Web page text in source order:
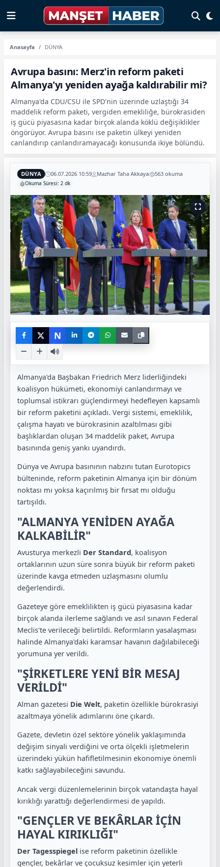
Anasayfa DÜNYA
Avrupa basını: Merz'in reform paketi
Almanya'yı yeniden ayağa kaldırabilir mi?
Almanya'da CDU/CSU ile SPD'nin üzerinde uzlaştığı 34
maddelik reform paketi, vergiden emekliliğe, bürokrasiden
iş gücü piyasasına kadar birçok alanda köklü değişiklikler
öngörüyor. Avrupa basını ise paketin ülkeyi yeniden
canlandırıp canlandıramayacağı konusunda ikiye bölündü.
DÜNYA 06.07.2026 10:59 Mazhar Taha Akkaya 563 okuma
Okuma Süresi: 2 dk
N
Almanya'da Başbakan Friedrich Merz liderliğindeki
koalisyon hükümeti, ekonomiyi canlandırmayı ve
toplumsal istikrarı güçlendirmeyi hedefleyen kapsamlı
bir reform paketini açıkladı. Vergi sistemi, emeklilik,
çalışma hayatı ve bürokrasinin azaltılması gibi
başlıklardan oluşan 34 maddelik paket, Avrupa
basınında geniş yankı uyandırdı.
Dünya ve Avrupa basınının nabzını tutan Eurotopics
bülteninde, reform paketinin Almanya için bir dönüm
noktası mı yoksa kaçırılmış bir fırsat mı olduğu
tartışıldı.
"ALMANYA YENİDEN AYAĞA
KALKABİLİR"
Avusturya merkezli Der Standard, koalisyon
ortaklarının uzun süre sonra büyük bir reform paketi
üzerinde kavga etmeden uzlaşmasını olumlu
değerlendirdi.
Gazeteye göre emeklilikten iş gücü piyasasına kadar
birçok alanda ilerleme sağlandı ve asıl sınavın Federal
Meclis'te verileceği belirtildi. Reformların yasalaşması
halinde Almanya'daki karamsar havanın dağılabileceği
yorumuna yer verildi.
"ŞİRKETLERE YENİ BİR MESAJ
VERİLDİ"
Alman gazetesi Die Welt, paketin özellikle bürokrasiyi
azaltmaya yönelik adımlarını öne çıkardı.
Gazete, devletin özel sektöre yönelik yaklaşımında
değişim sinyali verdiğini ve orta ölçekli işletmelerin
üzerindeki yükün hafifletilmesinin ekonomiye önemli
katkı sağlayabileceğini savundu.
Ancak vergi düzenlemelerinin birçok vatandaşta hayal
kırıklığı yarattığı değerlendirmesi de yapıldı.
"GENÇLER VE BEKÂRLAR İÇİN
HAYAL KIRIKLIĞI"
Der Tagesspiegel ise reform paketinin özellikle
gençler, bekârlar ve çocuksuz kesimler için yeterli